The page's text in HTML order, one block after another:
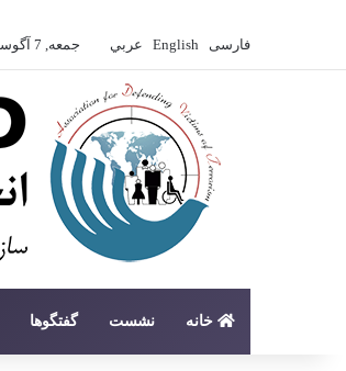
فارسی English عربي جمعه, 7 آگوست 2026
خانه نشست گفتگوها